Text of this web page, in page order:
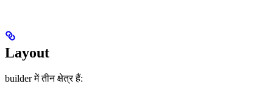
Layout
builder में तीन क्षेत्र हैं: